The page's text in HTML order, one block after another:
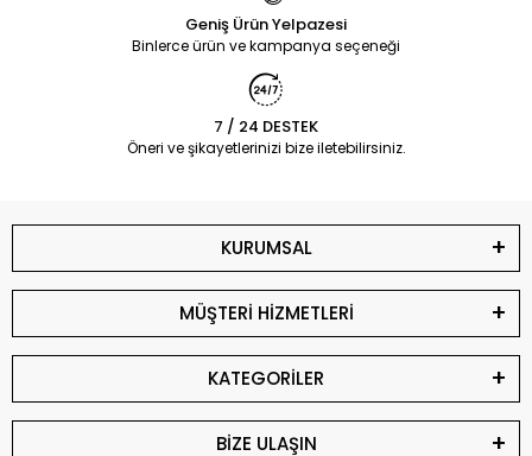
Geniş Ürün Yelpazesi
Binlerce ürün ve kampanya seçeneği
7 / 24 DESTEK
Öneri ve şikayetlerinizi bize iletebilirsiniz.
KURUMSAL
MÜŞTERİ HİZMETLERİ
KATEGORİLER
BİZE ULAŞIN